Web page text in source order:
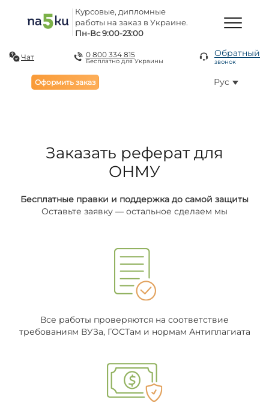
Курсовые, дипломные
работы на заказ в Украине.
Пн-Вс 9:00-23:00
Чат 0 800 334 815
Бесплатно для Украины
Обратный
звонок
Оформить заказ Рус
Заказать реферат для
ОНМУ
Бесплатные правки и поддержка до самой защиты
Оставьте заявку — остальное сделаем мы
Все работы проверяются на соответствие
требованиям ВУЗа, ГОСТам и нормам Антиплагиата